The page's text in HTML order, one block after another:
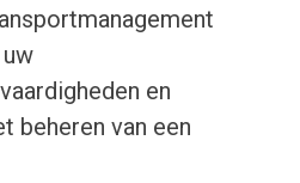
en
beheren van een